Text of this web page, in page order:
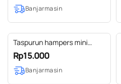
Banjarmasin
Taspurun hampers mini
bunga
Rp15.000
Banjarmasin